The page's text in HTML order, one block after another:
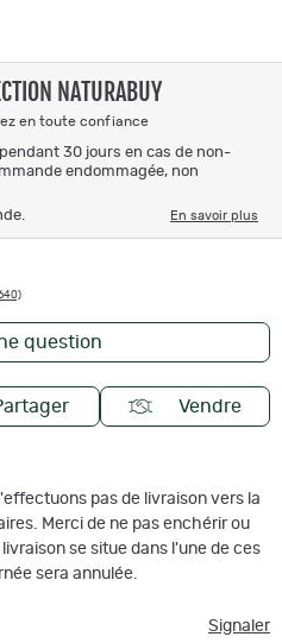
NATURABUY
en toute confiance
30 jours en cas de non-
endommagée, non
En savoir plus
question
Vendre
pas de livraison vers la
Merci de ne pas enchérir ou
se situe dans l'une de ces
sera annulée.
Signaler